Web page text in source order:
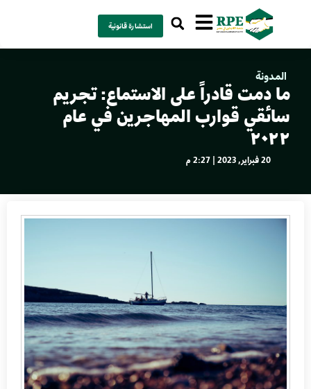
استشارة قانونية
المدونة
ما دمت قادراً على الاستماع: تجريم
سائقي قوارب المهاجرين في عام
٢٠٢٢
20 فبراير, 2023 | 2:27 م